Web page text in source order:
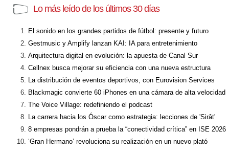
Lo más leído de los últimos 30 días
El sonido en los grandes partidos de fútbol: presente y futuro
Gestmusic y Amplify lanzan KAI: IA para entretenimiento
Arquitectura digital en evolución: la apuesta de Canal Sur
Cellnex busca mejorar su eficiencia con una nueva estructura
La distribución de eventos deportivos, con Eurovision Services
Blackmagic convierte 60 iPhones en una cámara de alta velocidad
The Voice Village: redefiniendo el podcast
La carrera hacia los Óscar como estrategia: lecciones de 'Sirât'
8 empresas pondrán a prueba la “conectividad crítica” en ISE 2026
‘Gran Hermano’ revoluciona su realización en un nuevo plató